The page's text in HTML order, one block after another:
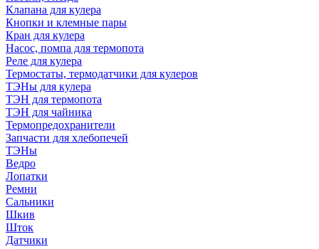
Клапана для кулера
Кнопки и клемные пары
Кран для кулера
Насос, помпа для термопота
Реле для кулера
Термостаты, термодатчики для кулеров
ТЭНы для кулера
ТЭН для термопота
ТЭН для чайника
Термопредохранители
Запчасти для хлебопечей
ТЭНы
Ведро
Лопатки
Ремни
Сальники
Шкив
Шток
Датчики